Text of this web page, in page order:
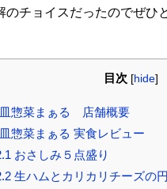
のチョイスだったのでぜひ
目次 [hide]
惣菜まぁる 店舗概要
惣菜まぁる 実食レビュー
おさしみ５点盛り
生ハムとカリカリチーズの